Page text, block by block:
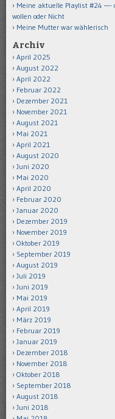
Meine aktuelle Playlist #24 —-
wollen oder Nicht
Meine Mutter war wählerisch
Archiv
April 2025
August 2022
April 2022
Februar 2022
Dezember 2021
November 2021
August 2021
Mai 2021
April 2021
August 2020
Juni 2020
Mai 2020
April 2020
Februar 2020
Januar 2020
Dezember 2019
November 2019
Oktober 2019
September 2019
August 2019
Juli 2019
Juni 2019
Mai 2019
April 2019
März 2019
Februar 2019
Januar 2019
Dezember 2018
November 2018
Oktober 2018
September 2018
August 2018
Juni 2018